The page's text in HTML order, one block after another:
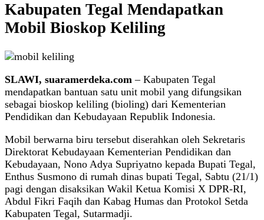
Kabupaten Tegal Mendapatkan
Mobil Bioskop Keliling
SLAWI, suaramerdeka.com – Kabupaten Tegal
mendapatkan bantuan satu unit mobil yang difungsikan
sebagai bioskop keliling (bioling) dari Kementerian
Pendidikan dan Kebudayaan Republik Indonesia.
Mobil berwarna biru tersebut diserahkan oleh Sekretaris
Direktorat Kebudayaan Kementerian Pendidikan dan
Kebudayaan, Nono Adya Supriyatno kepada Bupati Tegal,
Enthus Susmono di rumah dinas bupati Tegal, Sabtu (21/1)
pagi dengan disaksikan Wakil Ketua Komisi X DPR-RI,
Abdul Fikri Faqih dan Kabag Humas dan Protokol Setda
Kabupaten Tegal, Sutarmadji.